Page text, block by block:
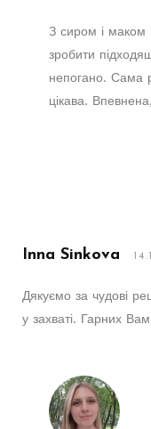
З сиром і
зробити
непогано. Сама
цікава.
Inna Sinkova
Дякуємо за чудові
у захваті. Гарних